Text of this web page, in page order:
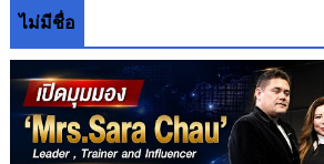
ไม่มีชื่อ